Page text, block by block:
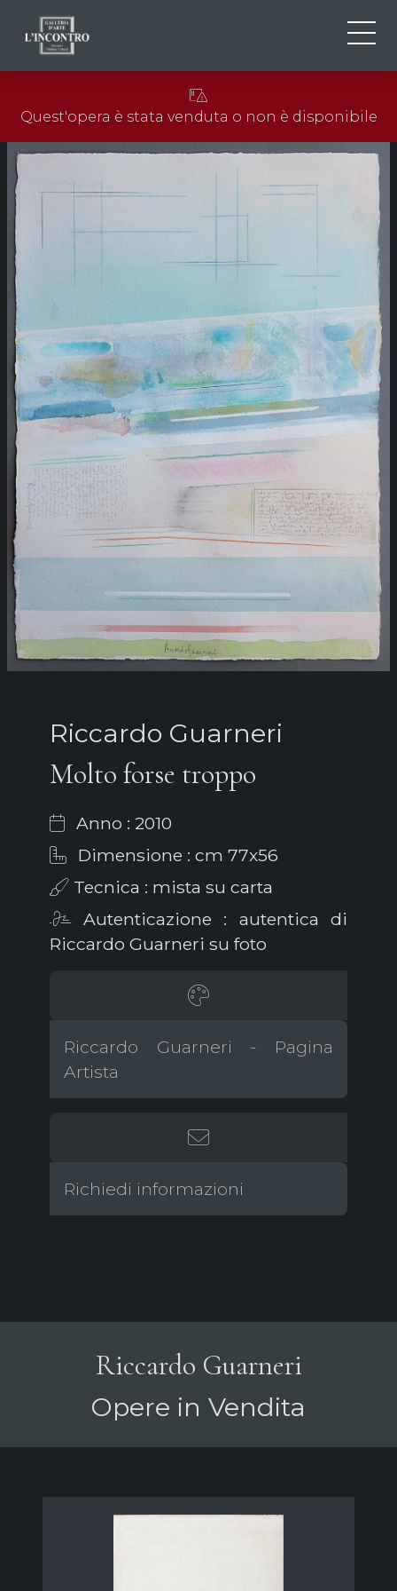
EN
FR
NEWS ED EVENTI
ARTISTI E OPERE
MOSTRE
Quest'opera è stata venduta o non è disponibile
Riccardo Guarneri
Molto forse troppo
Anno : 2010
Dimensione : cm 77x56
Tecnica : mista su carta
Autenticazione : autentica di
Riccardo Guarneri su foto
Riccardo Guarneri - Pagina
Artista
Richiedi informazioni
Riccardo Guarneri
Opere in Vendita